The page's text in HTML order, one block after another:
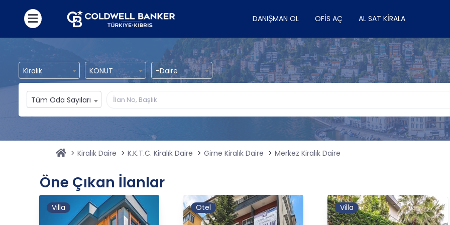
DANIŞMAN OL OFIS AÇ AL SAT KIRALA
Kiralık KONUT -Daire
Tüm Oda Sayıları
Kiralık Daire K.K.T.C. Kiralık Daire Girne Kiralık Daire Merkez Kiralık Daire
Öne Çıkan İlanlar
Villa Otel Villa